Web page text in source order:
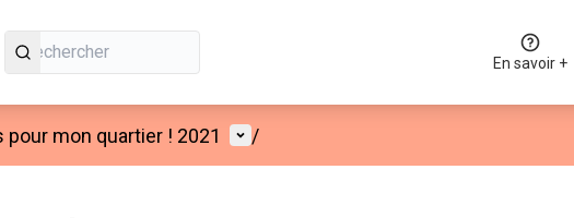
En savoir +
pour mon quartier ! 2021 Menu utilisateur
/
Passer la carte